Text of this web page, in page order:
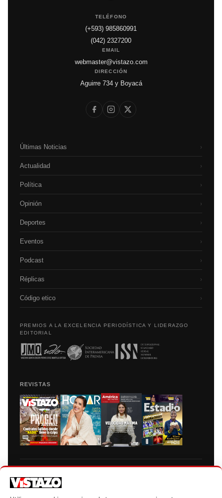
TELÉFONO
(+593) 985860991
(042) 2327200
EMAIL
webmaster@vistazo.com
DIRECCIÓN
Aguirre 734 y Boyacá
Últimas Noticias ›
Actualidad ›
Política ›
Opinión ›
Deportes ›
Eventos ›
Podcast ›
Réplicas ›
Código etico ›
PREMIOS A LA EXCELENCIA PERIODÍSTICA Y LIDERAZGO
EDITORIAL
REVISTAS
autorización escrita de su titular, de todos los contenidos de Vistazo.com.